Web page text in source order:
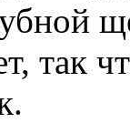
так